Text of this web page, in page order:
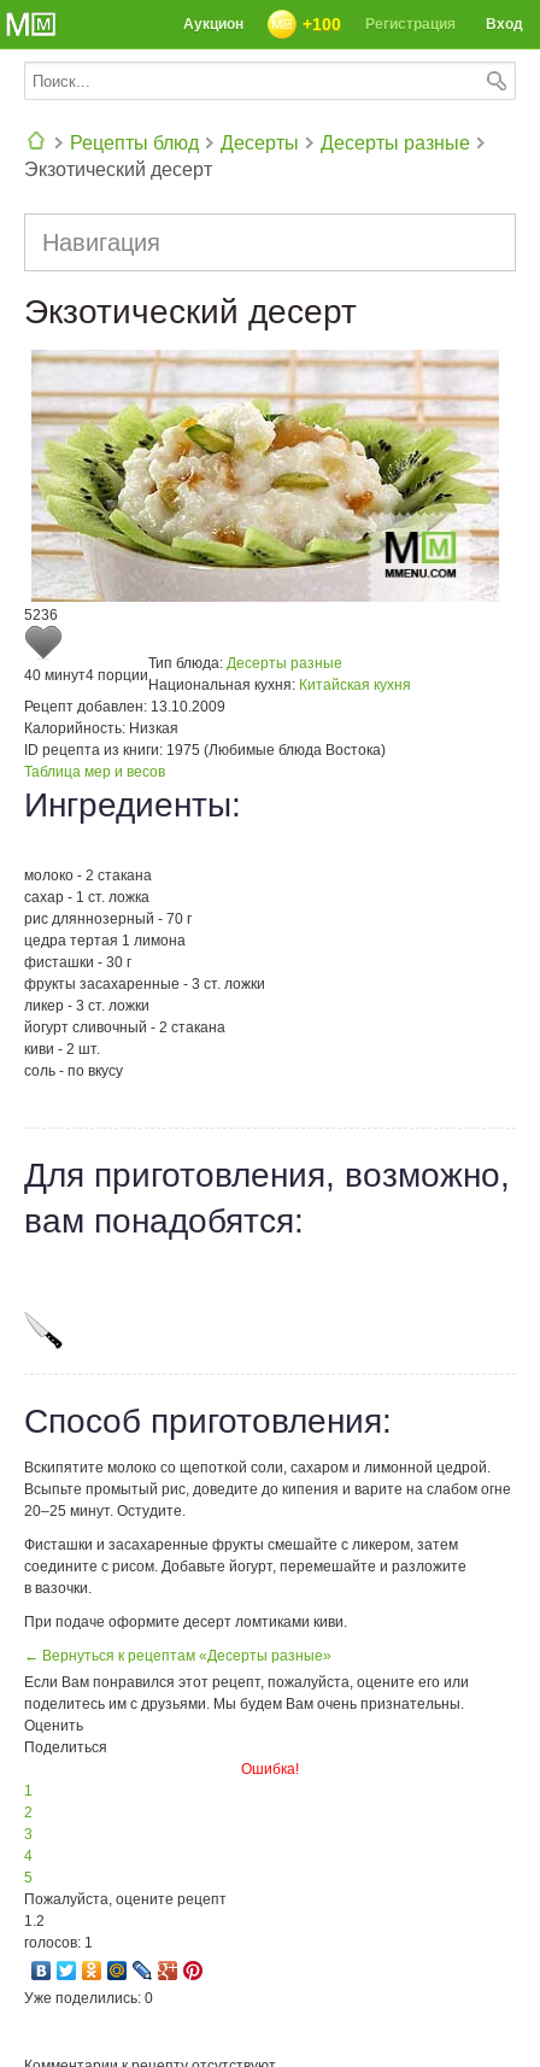
Вход
Регистрация
+100
Аукцион
Рецепты блюд Десерты
Десерты разные
Экзотический десерт
Навигация
Экзотический десерт
5236
40 минут4 порции
Тип блюда: Десерты разные
Национальная кухня: Китайская кухня
Рецепт добавлен: 13.10.2009
Калорийность: Низкая
ID рецепта из книги: 1975 (Любимые блюда Востока)
Таблица мер и весов
Ингредиенты:
молоко - 2 стакана
сахар - 1 ст. ложка
рис дляннозерный - 70 г
цедра тертая 1 лимона
фисташки - 30 г
фрукты засахаренные - 3 ст. ложки
ликер - 3 ст. ложки
йогурт сливочный - 2 стакана
киви - 2 шт.
соль - по вкусу
Для приготовления, возможно,
вам понадобятся:
Способ приготовления:
Вскипятите молоко со щепоткой соли, сахаром и лимонной цедрой.
Всыпьте промытый рис, доведите до кипения и варите на слабом огне
20–25 минут. Остудите.
Фисташки и засахаренные фрукты смешайте с ликером, затем
соедините с рисом. Добавьте йогурт, перемешайте и разложите
в вазочки.
При подаче оформите десерт ломтиками киви.
← Вернуться к рецептам «Десерты разные»
Если Вам понравился этот рецепт, пожалуйста, оцените его или
поделитесь им с друзьями. Мы будем Вам очень признательны.
Оценить
Поделиться
Ошибка!
1
2
3
4
5
Пожалуйста, оцените рецепт
1.2
голосов: 1
Уже поделились: 0